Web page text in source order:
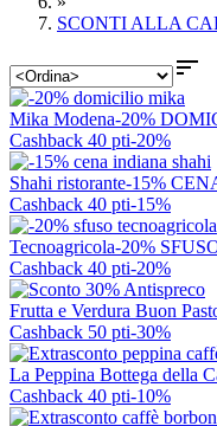
SCONTI ALLA

Mika Modena-20%
Cashback 40 pti-20%
Shahi ristorante-15%
Cashback 40 pti-15%
Tecnoagricola-20%
Cashback 40 pti-20%
Frutta e Verdura Buon
Cashback 50 pti-30%
La Peppina Bottega della
Cashback 40 pti-10%